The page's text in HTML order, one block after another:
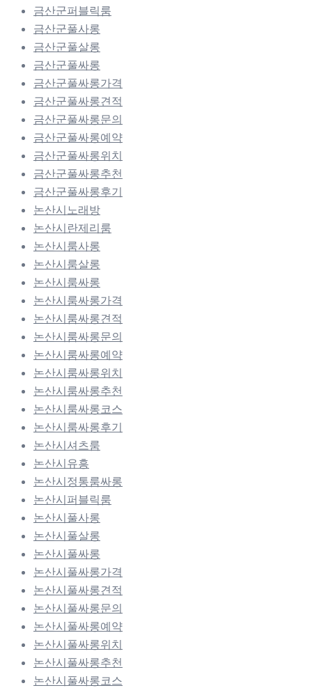
금산군퍼블릭룸
금산군풀사롱
금산군풀살롱
금산군풀싸롱
금산군풀싸롱가격
금산군풀싸롱견적
금산군풀싸롱문의
금산군풀싸롱예약
금산군풀싸롱위치
금산군풀싸롱추천
금산군풀싸롱후기
논산시노래방
논산시란제리룸
논산시룸사롱
논산시룸살롱
논산시룸싸롱
논산시룸싸롱가격
논산시룸싸롱견적
논산시룸싸롱문의
논산시룸싸롱예약
논산시룸싸롱위치
논산시룸싸롱추천
논산시룸싸롱코스
논산시룸싸롱후기
논산시셔츠룸
논산시유흥
논산시정통룸싸롱
논산시퍼블릭룸
논산시풀사롱
논산시풀살롱
논산시풀싸롱
논산시풀싸롱가격
논산시풀싸롱견적
논산시풀싸롱문의
논산시풀싸롱예약
논산시풀싸롱위치
논산시풀싸롱추천
논산시풀싸롱코스